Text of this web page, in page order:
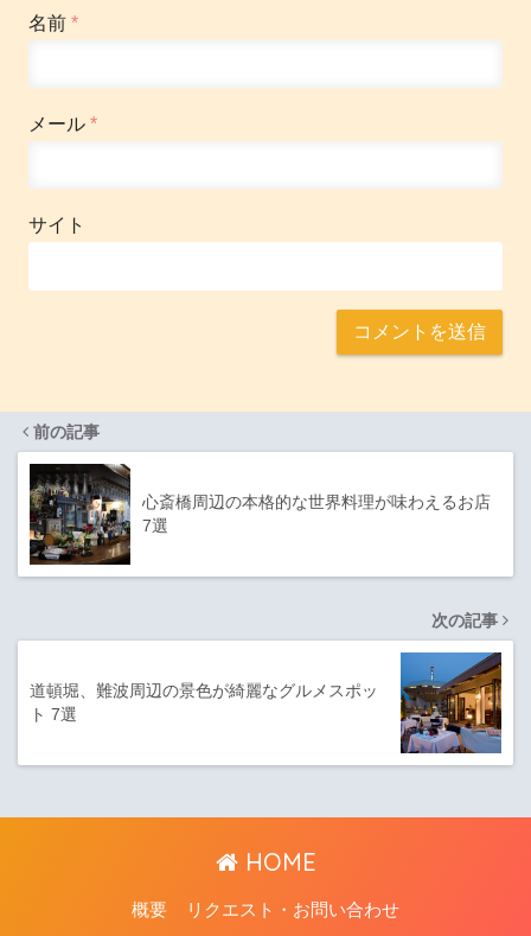
名前 *
メール *
サイト
前の記事
心斎橋周辺の本格的な世界料理が味わえるお店
7選
次の記事
道頓堀、難波周辺の景色が綺麗なグルメスポッ
ト 7選
HOME
概要 リクエスト・お問い合わせ